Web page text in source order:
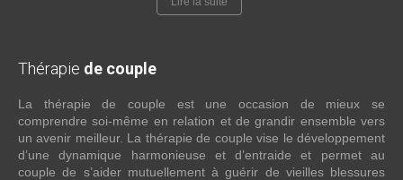
Thérapie de couple
La thérapie de couple est une occasion de mieux se
comprendre soi-même en relation et de grandir ensemble vers
un avenir meilleur. La thérapie de couple vise le développement
d’une dynamique harmonieuse et d’entraide et permet au
couple de s’aider mutuellement à guérir de vieilles blessures